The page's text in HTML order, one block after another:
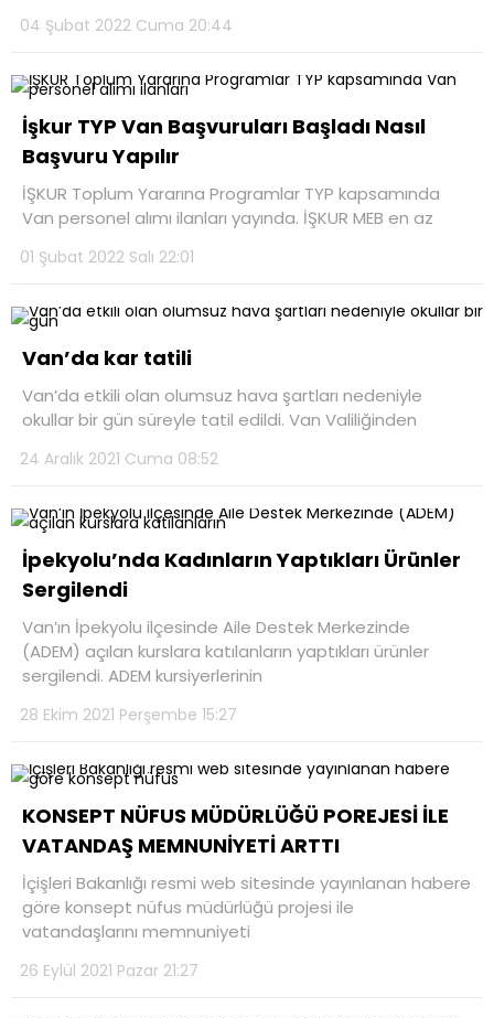
04 Şubat 2022 Cuma 20:44
İşkur TYP Van Başvuruları Başladı Nasıl
Başvuru Yapılır
İŞKUR Toplum Yararına Programlar TYP kapsamında
Van personel alımı ilanları yayında. İŞKUR MEB en az
01 Şubat 2022 Salı 22:01
Van’da kar tatili
Van’da etkili olan olumsuz hava şartları nedeniyle
okullar bir gün süreyle tatil edildi. Van Valiliğinden
24 Aralık 2021 Cuma 08:52
İpekyolu’nda Kadınların Yaptıkları Ürünler
Sergilendi
Van’ın İpekyolu ilçesinde Aile Destek Merkezinde
(ADEM) açılan kurslara katılanların yaptıkları ürünler
sergilendi. ADEM kursiyerlerinin
28 Ekim 2021 Perşembe 15:27
KONSEPT NÜFUS MÜDÜRLÜĞÜ POREJESİ İLE
VATANDAŞ MEMNUNİYETİ ARTTI
İçişleri Bakanlığı resmi web sitesinde yayınlanan habere
göre konsept nüfus müdürlüğü projesi ile
vatandaşlarını memnuniyeti
26 Eylül 2021 Pazar 21:27